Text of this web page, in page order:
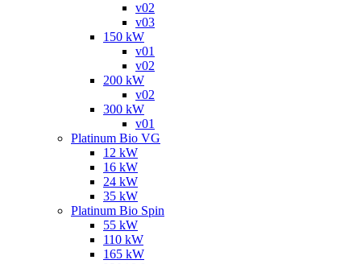
v02
v03
150 kW
v01
v02
200 kW
v02
300 kW
v01
Platinum Bio VG
12 kW
16 kW
24 kW
35 kW
Platinum Bio Spin
55 kW
110 kW
165 kW